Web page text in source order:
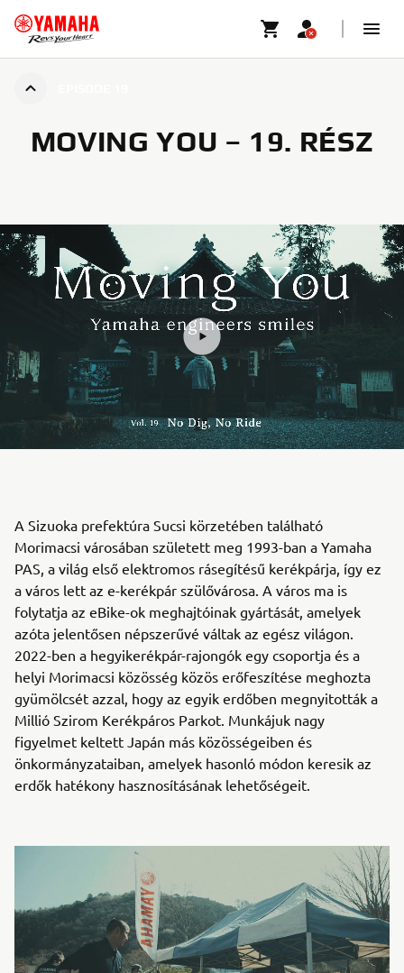
MOVING YOU – 19. RÉSZ
A Sizuoka prefektúra Sucsi körzetében található
Morimacsi városában született meg 1993-ban a Yamaha
PAS, a világ első elektromos rásegítésű kerékpárja, így ez
a város lett az e-kerékpár szülővárosa. A város ma is
folytatja az eBike-ok meghajtóinak gyártását, amelyek
azóta jelentősen népszerűvé váltak az egész világon.
2022-ben a hegyikerékpár-rajongók egy csoportja és a
helyi Morimacsi közösség közös erőfeszítése meghozta
gyümölcsét azzal, hogy az egyik erdőben megnyitották a
Millió Szirom Kerékpáros Parkot. Munkájuk nagy
figyelmet keltett Japán más közösségeiben és
önkormányzataiban, amelyek hasonló módon keresik az
erdők hatékony hasznosításának lehetőségeit.